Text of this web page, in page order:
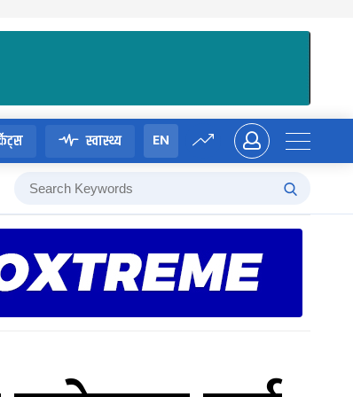
स्वास्थ्य EN